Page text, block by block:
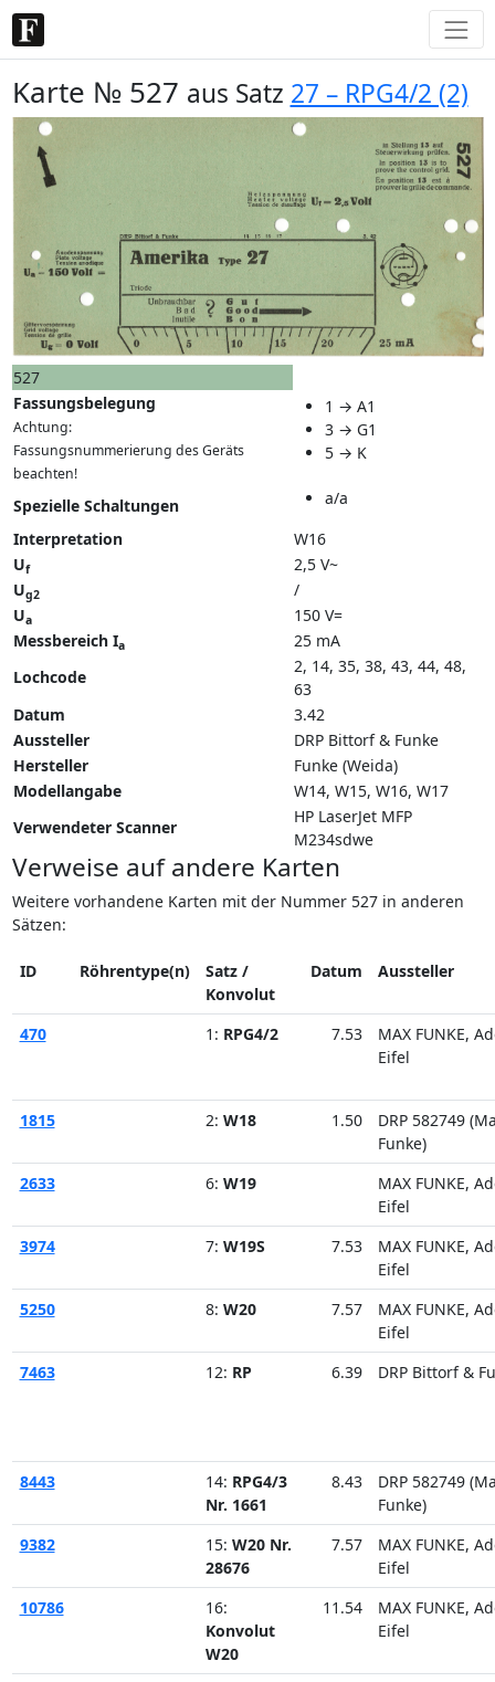
Karte № 527 aus Satz 27 – RPG4/2 (2)
527
Fassungsbelegung
Achtung:
Fassungsnummerierung des Geräts
beachten!
1 → A1
3 → G1
5 → K
Spezielle Schaltungen
a/a
Interpretation
W16
Uf
2,5 V~
Ug2
/
Ua
150 V=
Messbereich Ia
25 mA
Lochcode
2, 14, 35, 38, 43, 44, 48,
63
Datum
3.42
Aussteller
DRP Bittorf & Funke
Hersteller
Funke (Weida)
Modellangabe
W14 W15 W16 W17
Verwendeter Scanner
HP LaserJet MFP
M234sdwe
Verweise auf andere Karten
Weitere vorhandene Karten mit der Nummer 527 in anderen
Sätzen:
ID Röhrentype(n)
Satz /
Konvolut
Datum Aussteller
470 1: RPG4/2 7.53
MAX FUNKE,
Eifel
1815 2: W18 1.50
DRP 582749
Funke)
2633
6: W19
MAX FUNKE,
Eifel
3974
7: W19S 7.53
MAX FUNKE,
Eifel
5250
8: W20 7.57
MAX FUNKE,
Eifel
7463
12: RP 6.39 DRP Bittorf &
8443 14: RPG4/3
Nr. 1661
8.43
DRP 582749
Funke)
9382
15: W20 Nr.
28676
7.57
MAX FUNKE,
Eifel
10786
16:
Konvolut
W20
11.54
MAX FUNKE,
Eifel